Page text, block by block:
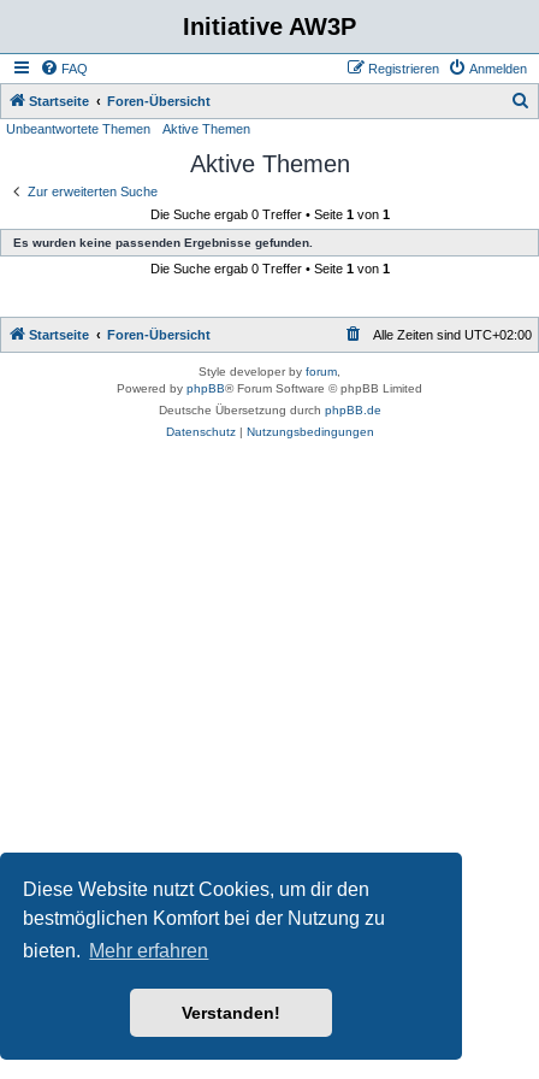
Diese Website nutzt Cookies, um dir den
bestmöglichen Komfort bei der Nutzung zu
bieten. Mehr erfahren
Verstanden!
Initiative AW3P
FAQ Anmelden
Registrieren
Startseite Foren-Übersicht
Unbeantwortete Themen Aktive Themen
Aktive Themen
Zur erweiterten Suche
Die Suche ergab 0 Treffer • Seite 1von 1
Es wurden keine passenden Ergebnisse gefunden.
Die Suche ergab 0 Treffer • Seite 1von 1
Startseite Foren-Übersicht Alle Zeiten sind UTC+02:00
Style developer by forum
Powered by phpBB® Forum Software © phpBB Limited
Deutsche Übersetzung durch phpBB.de
Datenschutz| Nutzungsbedingungen